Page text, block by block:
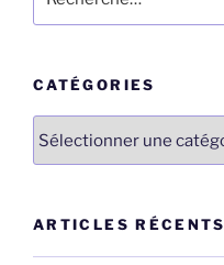
pour
CATÉGORIES
ARTICLES RÉCENTS